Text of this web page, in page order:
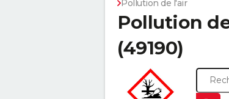
Pollution de l'air
Pollution
(49190)